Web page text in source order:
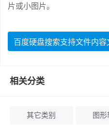
片或小图片。
百度硬盘搜索支持文件内容
相关分类
其它类别 图